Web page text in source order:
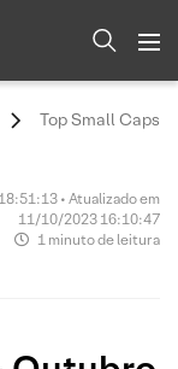
Top Small Caps
• Atualizado em
11/10/2023 16:10:47
1 minuto de leitura